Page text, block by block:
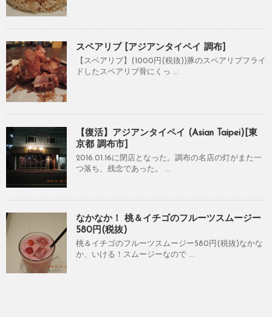
スペアリブ [アジアンタイペイ 調布]
【スペアリブ】(1000円(税抜))豚のスペアリブフライ
ドしたスペアリブ骨にくっ ...
【復活】アジアンタイペイ (Asian Taipei)[東
京都 調布市]
2016.01.16に閉店となった。調布の名店の灯がまた一
つ落ち、残念であった。 ...
なかなか！ 桃＆イチゴのフルーツスムージー
580円(税抜)
桃＆イチゴのフルーツスムージー580円(税抜)なかな
か、いける！スムージーなので ...